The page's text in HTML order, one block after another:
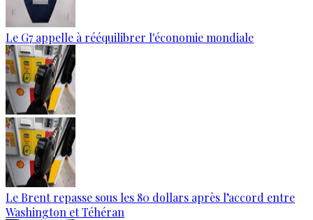
Le G7 appelle à rééquilibrer l'économie mondiale
Le Brent repasse sous les 80 dollars après l’accord entre
Washington et Téhéran